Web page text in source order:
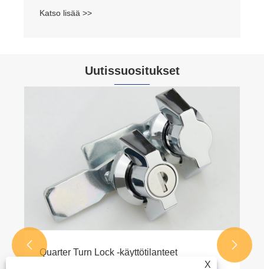
Katso lisää >>
Uutissuositukset
Quarter Turn Lock -käyttötilanteet
 
X